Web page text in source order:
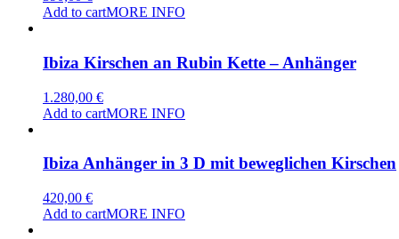
Add to cartMORE INFO
Ibiza Kirschen an Rubin Kette – Anhänger
1.280,00 €
Add to cartMORE INFO
Ibiza Anhänger in 3 D mit beweglichen Kirschen
420,00 €
Add to cartMORE INFO